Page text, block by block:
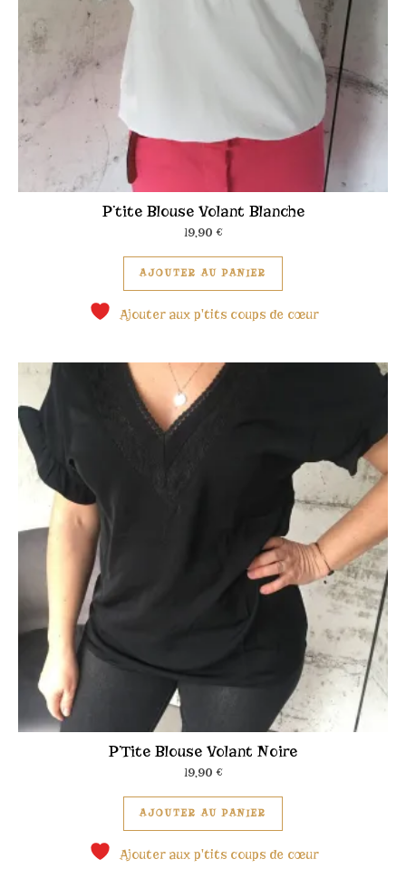
P’tite Blouse Volant Blanche
19,90 €
AJOUTER AU PANIER
Ajouter aux p'tits coups de cœur
P’Tite Blouse Volant Noire
19,90 €
AJOUTER AU PANIER
Ajouter aux p'tits coups de cœur